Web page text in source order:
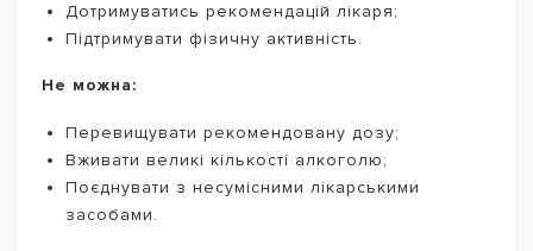
Дотримуватись рекомендацій лікаря;
Підтримувати фізичну активність.
Не можна:
Перевищувати рекомендовану дозу;
Вживати великі кількості алкоголю;
Поєднувати з несумісними лікарськими
засобами.